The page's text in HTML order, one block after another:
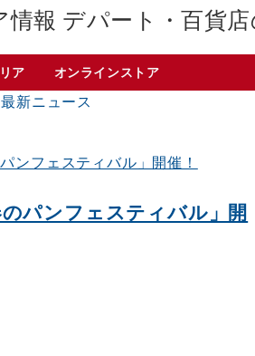
デパート・百貨
ア オンラインストア
新ニュース
パンフェスティバル」開